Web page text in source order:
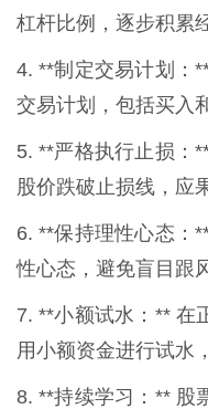
杠杆比例，逐步积累
4. **制定交易计划：
交易计划，包括买入
5. **严格执行止损：
股价跌破止损线，应
6. **保持理性心态：
性心态，避免盲目跟
7. **小额试水：** 在
用小额资金进行试水
8. **持续学习：** 股